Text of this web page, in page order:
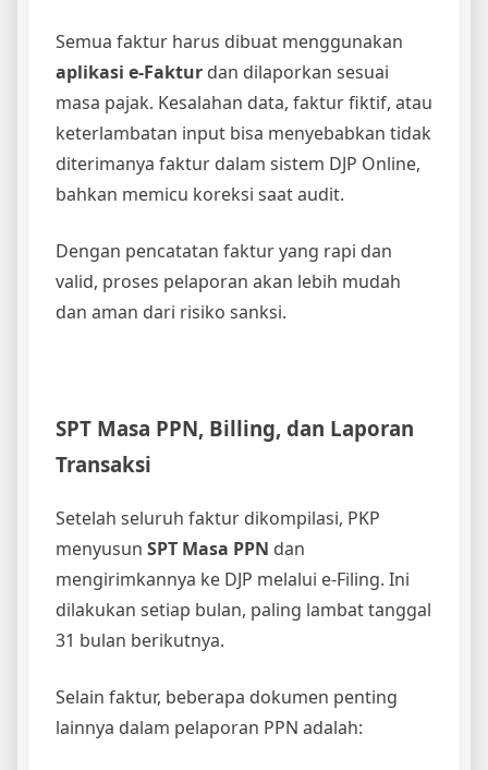
Semua faktur harus dibuat menggunakan
aplikasi e-Faktur dan dilaporkan sesuai
masa pajak. Kesalahan data, faktur fiktif, atau
keterlambatan input bisa menyebabkan tidak
diterimanya faktur dalam sistem DJP Online,
bahkan memicu koreksi saat audit.
Dengan pencatatan faktur yang rapi dan
valid, proses pelaporan akan lebih mudah
dan aman dari risiko sanksi.
SPT Masa PPN, Billing, dan Laporan
Transaksi
Setelah seluruh faktur dikompilasi, PKP
menyusun SPT Masa PPN dan
mengirimkannya ke DJP melalui e-Filing. Ini
dilakukan setiap bulan, paling lambat tanggal
31 bulan berikutnya.
Selain faktur, beberapa dokumen penting
lainnya dalam pelaporan PPN adalah: